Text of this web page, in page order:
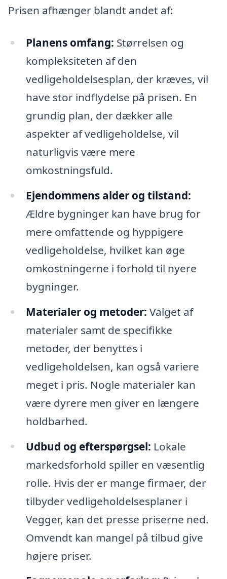
Prisen afhænger blandt andet af:
Planens omfang: Størrelsen og
kompleksiteten af den
vedligeholdelsesplan, der kræves, vil
have stor indflydelse på prisen. En
grundig plan, der dækker alle
aspekter af vedligeholdelse, vil
naturligvis være mere
omkostningsfuld.
Ejendommens alder og tilstand:
Ældre bygninger kan have brug for
mere omfattende og hyppigere
vedligeholdelse, hvilket kan øge
omkostningerne i forhold til nyere
bygninger.
Materialer og metoder: Valget af
materialer samt de specifikke
metoder, der benyttes i
vedligeholdelsen, kan også variere
meget i pris. Nogle materialer kan
være dyrere men giver en længere
holdbarhed.
Udbud og efterspørgsel: Lokale
markedsforhold spiller en væsentlig
rolle. Hvis der er mange firmaer, der
tilbyder vedligeholdelsesplaner i
Vegger, kan det presse priserne ned.
Omvendt kan mangel på tilbud give
højere priser.